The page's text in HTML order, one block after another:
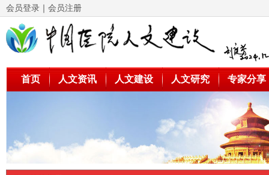
会员登录 ｜ 会员注册
首页 人文资讯 人文建设 人文研究 专家分享